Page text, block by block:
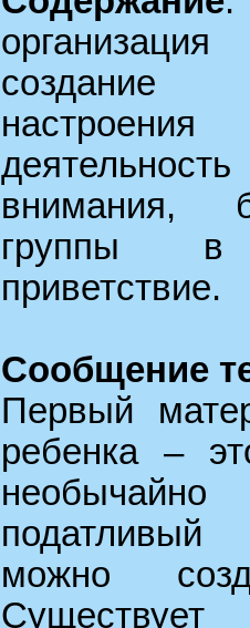
создание
внимания,
группы в
приветствие.
Сообщение
Первый
ребенка –
можно